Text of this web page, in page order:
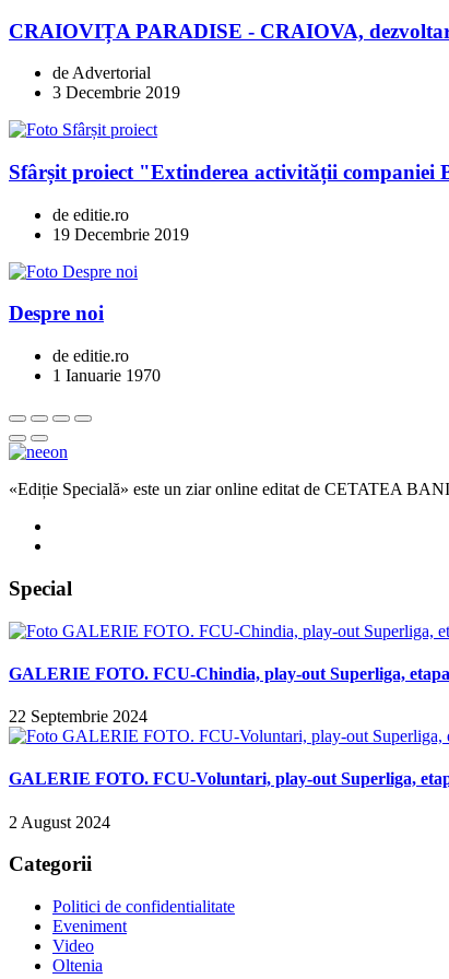
CRAIOVIȚA PARADISE - CRAIOVA,
de Advertorial
3 Decembrie 2019
Sfârșit proiect "Extinderea activității
de editie.ro
19 Decembrie 2019
Despre noi
de editie.ro
1 Ianuarie 1970
«Ediție Specială» este un ziar online editat de CETATEA
Special
GALERIE FOTO. FCU-Chindia, play-out Superliga,
22 Septembrie 2024
GALERIE FOTO. FCU-Voluntari, play-out Superliga,
2 August 2024
Categorii
Politici de confidentialitate
Eveniment
Video
Oltenia